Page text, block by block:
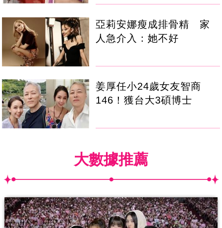
亞莉安娜瘦成排骨精 家
人急介入：她不好
姜厚任小24歲女友智商
146！獲台大3碩博士
大數據推薦